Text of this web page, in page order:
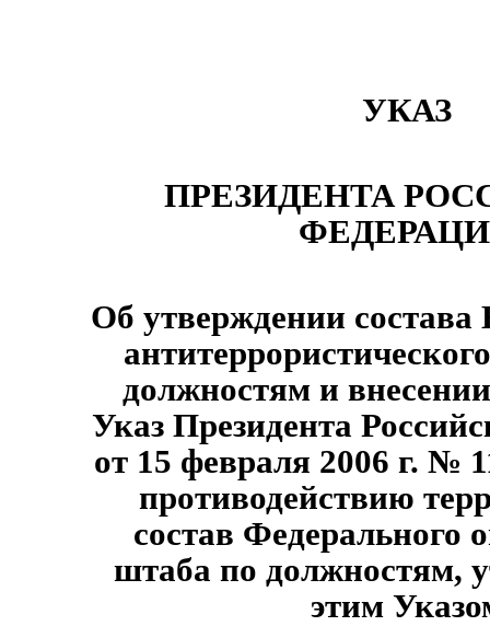
УКАЗ
ПРЕЗИДЕНТА
Об утверждении состава
должностям и
Указ Президента
от 15 февраля 2006 г. №
противодействию
состав Федерального
штаба по должностям,
этим